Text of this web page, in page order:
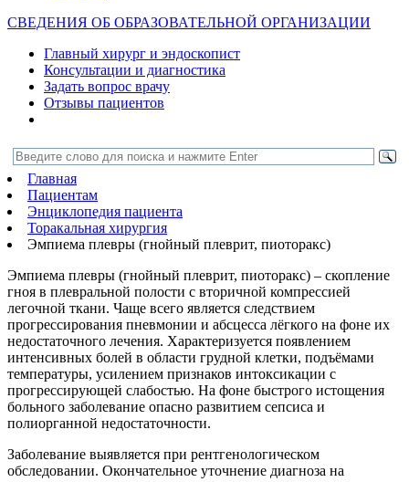
СВЕДЕНИЯ ОБ ОБРАЗОВАТЕЛЬНОЙ ОРГАНИЗАЦИИ
Главный хирург и эндоскопист
Консультации и диагностика
Задать вопрос врачу
Отзывы пациентов
Главная
Пациентам
Энциклопедия пациента
Торакальная хирургия
Эмпиема плевры (гнойный плеврит, пиоторакс)
Эмпиема плевры (гнойный плеврит, пиоторакс) – скопление
гноя в плевральной полости с вторичной компрессией
легочной ткани. Чаще всего является следствием
прогрессирования пневмонии и абсцесса лёгкого на фоне их
недостаточного лечения. Характеризуется появлением
интенсивных болей в области грудной клетки, подъёмами
температуры, усилением признаков интоксикации с
прогрессирующей слабостью. На фоне быстрого истощения
больного заболевание опасно развитием сепсиса и
полиорганной недостаточности.
Заболевание выявляется при рентгенологическом
обследовании. Окончательное уточнение диагноза на